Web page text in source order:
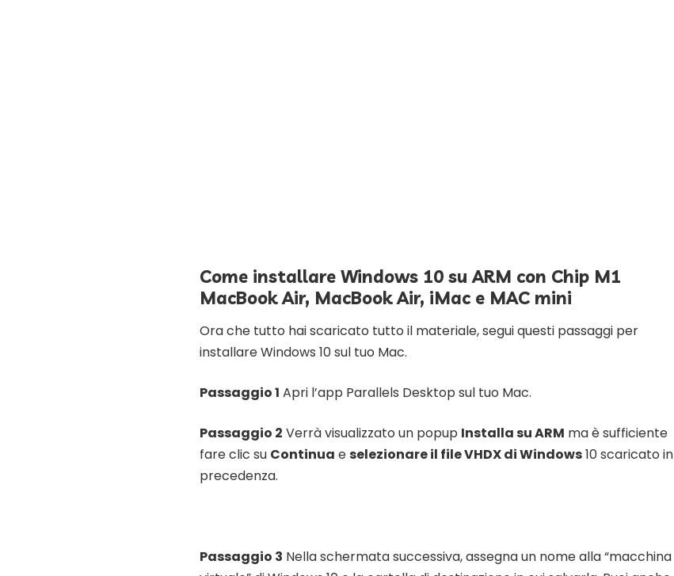
Come installare Windows 10 su ARM con Chip M1
MacBook Air, MacBook Air, iMac e MAC mini
Ora che tutto hai scaricato tutto il materiale, segui questi passaggi per
installare Windows 10 sul tuo Mac.
Passaggio 1 Apri l’app Parallels Desktop sul tuo Mac.
Passaggio 2 Verrà visualizzato un popup Installa su ARM ma è sufficiente
fare clic su Continua eselezionare il file VHDX di Windows10 scaricato in
precedenza.
Passaggio 3 Nella schermata successiva, assegna un nome alla “macchina